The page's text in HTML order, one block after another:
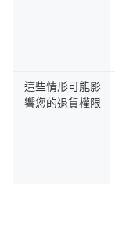
這些情形可能影
響您的退貨權限